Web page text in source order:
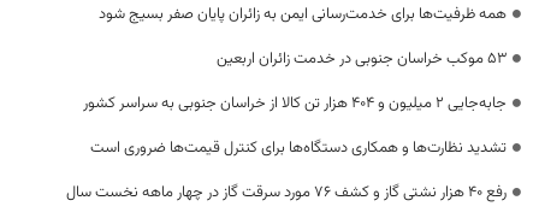
همه ظرفیت‌ها برای خدمت‌رسانی ایمن به زائران پایان صفر بسیج شود
53 موکب خراسان جنوبی در خدمت زائران اربعین
جابه‌جایی 2 میلیون و 404 هزار تن کالا از خراسان جنوبی به سراسر کشور
تشدید نظارت‌ها و همکاری دستگاه‌ها برای کنترل قیمت‌ها ضروری است
رفع 40 هزار نشتی گاز و کشف 76 مورد سرقت گاز در چهار ماهه نخست سال